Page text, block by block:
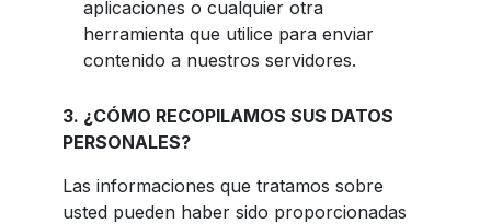
aplicaciones o cualquier otra
herramienta que utilice para enviar
contenido a nuestros servidores.
3. ¿CÓMO RECOPILAMOS SUS DATOS
PERSONALES?
Las informaciones que tratamos sobre
usted pueden haber sido proporcionadas